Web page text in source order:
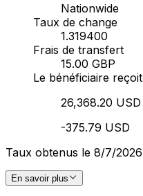
Nationwide
Taux de change
1.319400
Frais de transfert
15.00 GBP
Le bénéficiaire reçoit
26,368.20 USD
-375.79 USD
Taux obtenus le 8/7/2026
En savoir plus